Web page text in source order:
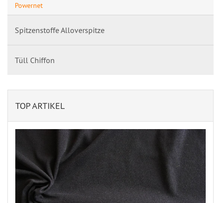
Powernet
Spitzenstoffe Alloverspitze
Tüll Chiffon
TOP ARTIKEL